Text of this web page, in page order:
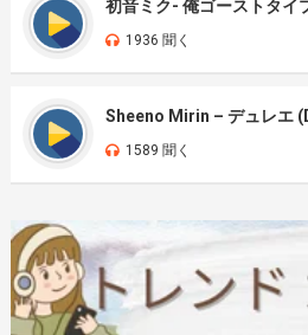
初音ミク- 俺ゴーストタイ
1936 聞く
Sheeno Mirin – デュレエ
1589 聞く